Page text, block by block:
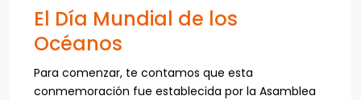
El Día Mundial de los
Océanos
Para comenzar, te contamos que esta
conmemoración fue establecida por la Asamblea